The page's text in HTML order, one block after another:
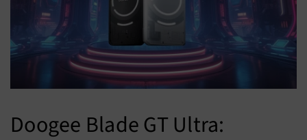
Doogee Blade GT Ultra: